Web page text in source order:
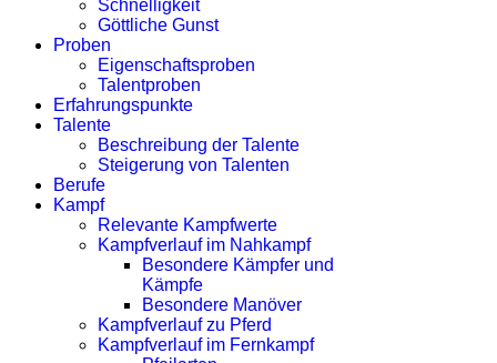
Schnelligkeit
Göttliche Gunst
Proben
Eigenschaftsproben
Talentproben
Erfahrungspunkte
Talente
Beschreibung der Talente
Steigerung von Talenten
Berufe
Kampf
Relevante Kampfwerte
Kampfverlauf im Nahkampf
Besondere Kämpfer und
Kämpfe
Besondere Manöver
Kampfverlauf zu Pferd
Kampfverlauf im Fernkampf